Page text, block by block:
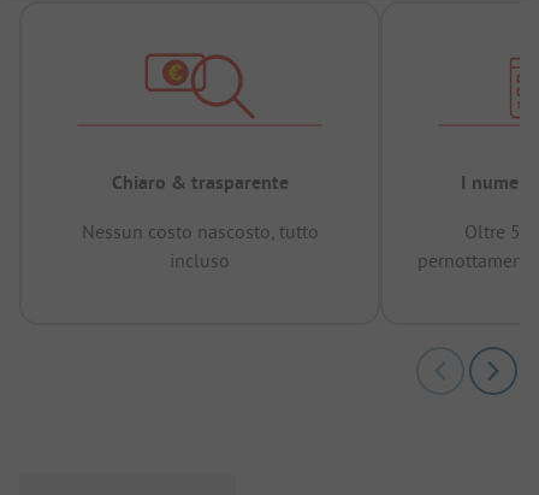
Chiaro & trasparente
Nessun costo nascosto, tutto
incluso
I numeri
Oltre